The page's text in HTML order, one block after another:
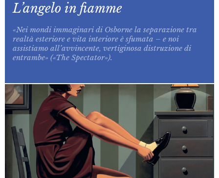
L’angelo in fiamme
«Nei mondi immaginari di Osborne la separazione tra
realtà esteriore e vita interiore è sfumata – e noi
assistiamo all’avvincente, vertiginosa distruzione di
entrambe» («The Spectator»).